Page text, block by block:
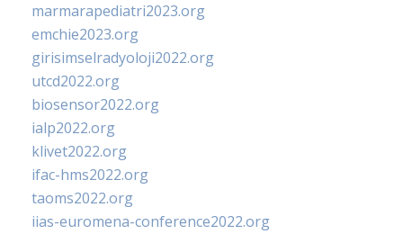
marmarapediatri2023.org
emchie2023.org
girisimselradyoloji2022.org
utcd2022.org
biosensor2022.org
ialp2022.org
klivet2022.org
ifac-hms2022.org
taoms2022.org
iias-euromena-conference2022.org